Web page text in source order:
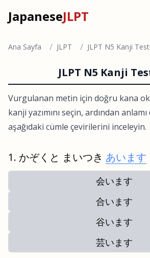
JapaneseJLPT
Ana Sayfa / JLPT / JLPT N5 Kanji
JLPT N5 Kanji
Vurgulanan metin için doğru kana
kanji yazımını seçin, ardından
aşağıdaki cümle çevirilerini inceleyin.
かぞくと まいつき あいます
会います
合います
谷います
芸います